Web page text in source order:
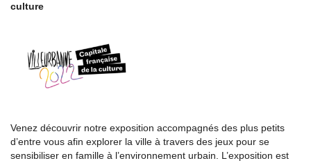
culture
Venez découvrir notre exposition accompagnés des plus petits
d’entre vous afin explorer la ville à travers des jeux pour se
sensibiliser en famille à l’environnement urbain. L’exposition est